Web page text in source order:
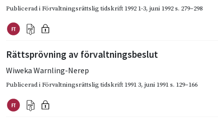
Publicerad iFörvaltningsrättslig tidskrift 1992 1-3, juni 1992s. 279–298
Rättsprövning av förvaltningsbeslut
Wiweka Warnling-Nerep
Publicerad iFörvaltningsrättslig tidskrift 1991 3, juni 1991s. 129–166